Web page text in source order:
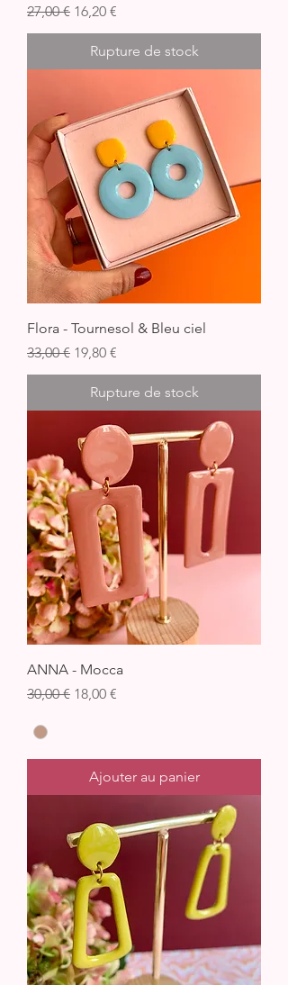
Prix original
27,00 € Prix promotionnel
16,20 €
Rupture de stock
Flora - Tournesol & Bleu ciel
Prix original
33,00 € Prix promotionnel
19,80 €
Rupture de stock
ANNA - Mocca
Prix original
30,00 € Prix promotionnel
18,00 €
Ajouter au panier